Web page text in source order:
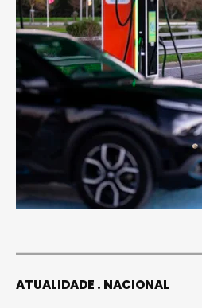
ATUALIDADE NACIONAL